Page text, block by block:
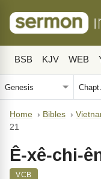
BSB KJV WEB
Home › Bibles ›
21
Ê-xê-chi-
VCB